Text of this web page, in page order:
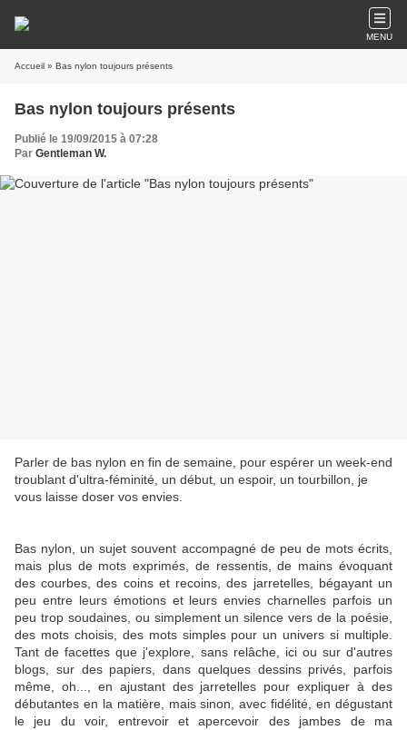
MENU
Accueil » Bas nylon toujours présents
Bas nylon toujours présents
Publié le 19/09/2015 à 07:28
Par Gentleman W.
Parler de bas nylon en fin de semaine, pour espérer un week-end
troublant d'ultra-féminité, un début, un espoir, un tourbillon, je
vous laisse doser vos envies.
Bas nylon, un sujet souvent accompagné de peu de mots écrits,
mais plus de mots exprimés, de ressentis, de mains évoquant
des courbes, des coins et recoins, des jarretelles, bégayant un
peu entre leurs émotions et leurs envies charnelles parfois un
peu trop soudaines, ou simplement un silence vers de la poésie,
des mots choisis, des mots simples pour un univers si multiple.
Tant de facettes que j'explore, sans relâche, ici ou sur d'autres
blogs, sur des papiers, dans quelques dessins privés, parfois
même, oh..., en ajustant des jarretelles pour expliquer à des
débutantes en la matière, mais sinon, avec fidélité, en dégustant
le jeu du voir, entrevoir et apercevoir des jambes de ma